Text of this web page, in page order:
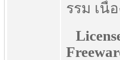
รรม เนื่อ